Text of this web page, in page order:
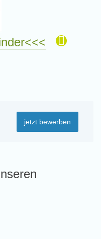
jetzt bewerben